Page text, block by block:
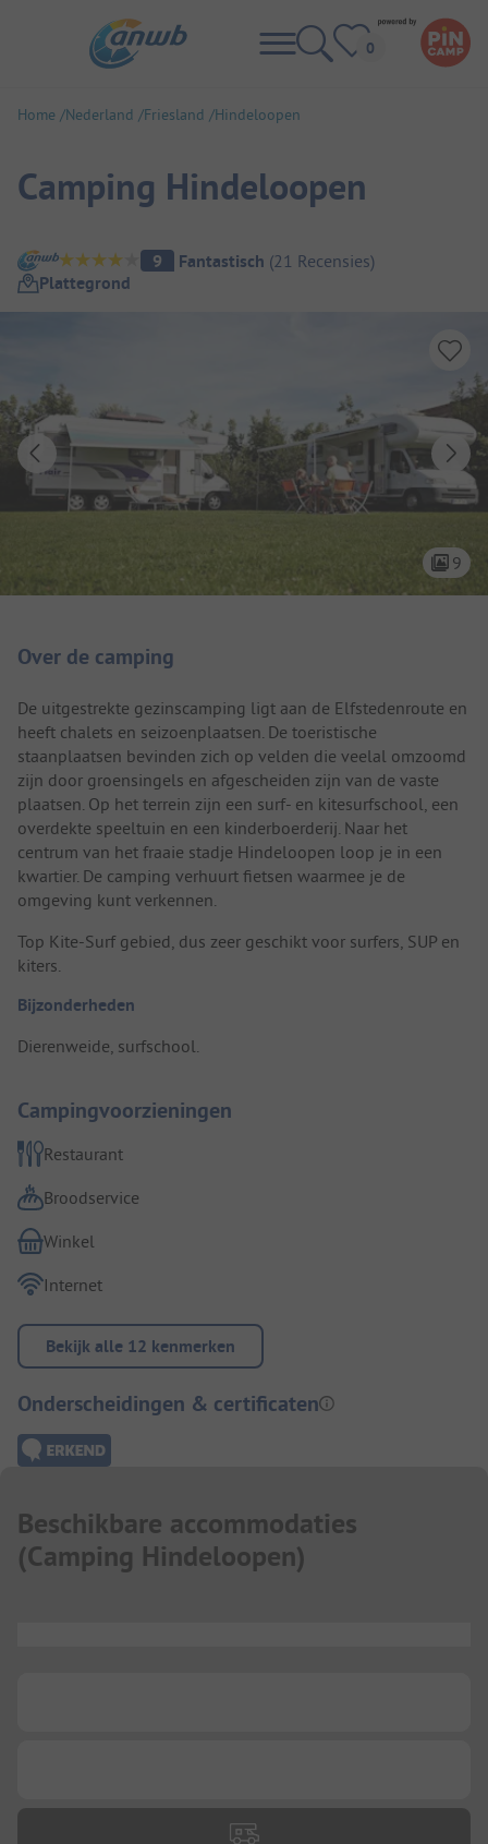
Home Nederland Friesland Hindeloopen
Camping Hindeloopen
Camping overzicht
9 Fantastisch (21 Recensies)
Plattegrond
9
Over de camping
De uitgestrekte gezinscamping ligt aan de Elfstedenroute en
heeft chalets en seizoenplaatsen. De toeristische
staanplaatsen bevinden zich op velden die veelal omzoomd
zijn door groensingels en afgescheiden zijn van de vaste
plaatsen. Op het terrein zijn een surf- en kitesurfschool, een
overdekte speeltuin en een kinderboerderij. Naar het
centrum van het fraaie stadje Hindeloopen loop je in een
kwartier. De camping verhuurt fietsen waarmee je de
omgeving kunt verkennen.
Top Kite-Surf gebied, dus zeer geschikt voor surfers, SUP en
kiters.
Bijzonderheden
Dierenweide, surfschool.
Campingvoorzieningen
Restaurant
Broodservice
Winkel
Internet
Bekijk alle 12 kenmerken
Onderscheidingen & certificaten
Beschikbare accommodaties
(Camping Hindeloopen)